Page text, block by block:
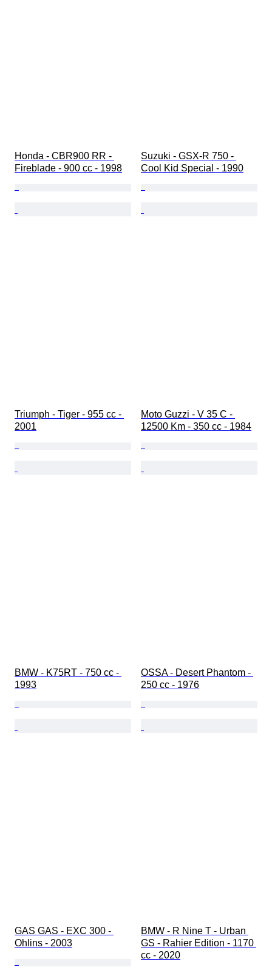
Honda - CBR900 RR -
Fireblade - 900 cc - 1998
Suzuki - GSX-R 750 -
Cool Kid Special - 1990
Triumph - Tiger - 955 cc -
2001
Moto Guzzi - V 35 C -
12500 Km - 350 cc - 1984
BMW - K75RT - 750 cc -
1993
OSSA - Desert Phantom -
250 cc - 1976
GAS GAS - EXC 300 -
Ohlins - 2003
BMW - R Nine T - Urban
GS - Rahier Edition - 1170
cc - 2020